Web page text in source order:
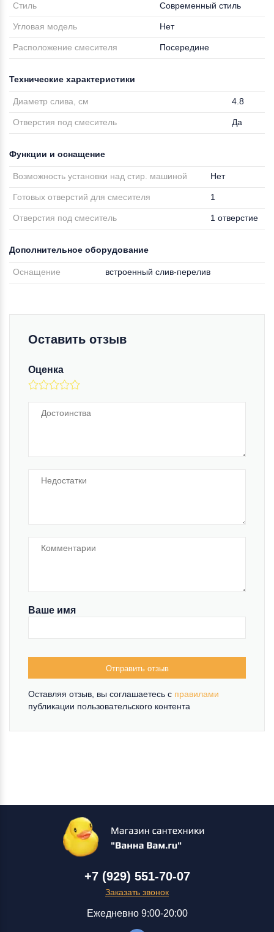
Стиль Современный стиль
Угловая модель Нет
Расположение смесителя Посередине
Технические характеристики
Диаметр слива, см 4.8
Отверстия под смеситель Да
Функции и оснащение
Возможность установки над стир. машиной Нет
Готовых отверстий для смесителя 1
Отверстия под смеситель 1 отверстие
Дополнительное оборудование
Оснащение встроенный слив-перелив
Оставить отзыв
Оценка
Ваше имя
Отправить отзыв
Оставляя отзыв, вы соглашаетесь c правилами
публикации пользовательского контента
+7 (929) 551-70-07
Заказать звонок
Ежедневно 9:00-20:00